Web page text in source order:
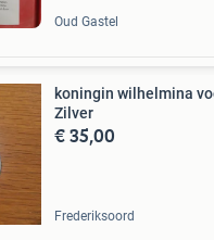
Oud Gastel
koningin wilhelmina
Zilver
€ 35,00
Frederiksoord